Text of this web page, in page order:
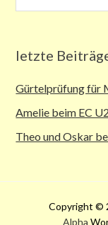
letzte
Gürtelprüfung für
Amelie beim EC
Theo und Oskar
Copyright ©
Alpha